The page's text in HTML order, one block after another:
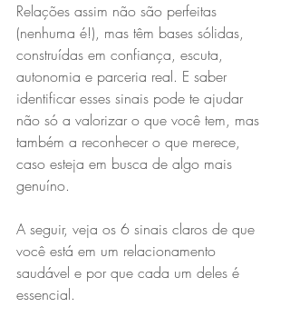
Relações assim não são perfeitas
(nenhuma é!), mas têm bases sólidas,
construídas em confiança, escuta,
autonomia e parceria real. E saber
identificar esses sinais pode te ajudar
não só a valorizar o que você tem, mas
também a reconhecer o que merece,
caso esteja em busca de algo mais
genuíno.
A seguir, veja os 6 sinais claros de que
você está em um relacionamento
saudável e por que cada um deles é
essencial.